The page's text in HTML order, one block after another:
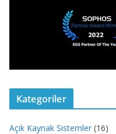
Kategoriler
Açık Kaynak Sistemler (16)